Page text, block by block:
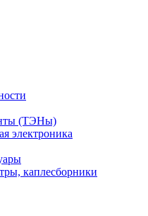
(ТЭНы)
электроника
каплесборники